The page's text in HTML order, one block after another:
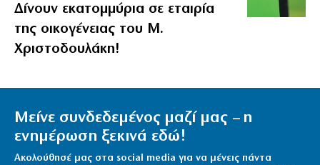
Δίνουν εκατομμύρια σε εταιρία
της οικογένειας του Μ.
Χριστοδουλάκη!
Μείνε συνδεδεμένος μαζί μας – η
ενημέρωση ξεκινά εδώ!
Ακολούθησέ μας στα social media για να μένεις πάντα